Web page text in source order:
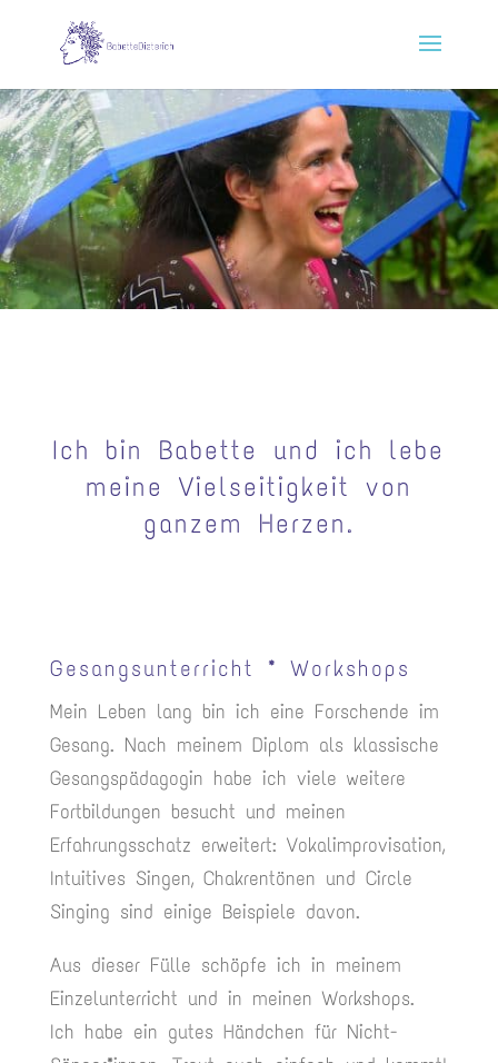
Ich bin Babette und ich lebe
meine Vielseitigkeit von
ganzem Herzen.
Gesangsunterricht * Workshops
Mein Leben lang bin ich eine Forschende im
Gesang. Nach meinem Diplom als klassische
Gesangspädagogin habe ich viele weitere
Fortbildungen besucht und meinen
Erfahrungsschatz erweitert: Vokalimprovisation,
Intuitives Singen, Chakrentönen und Circle
Singing sind einige Beispiele davon.
Aus dieser Fülle schöpfe ich in meinem
Einzelunterricht und in meinen Workshops.
Ich habe ein gutes Händchen für Nicht-